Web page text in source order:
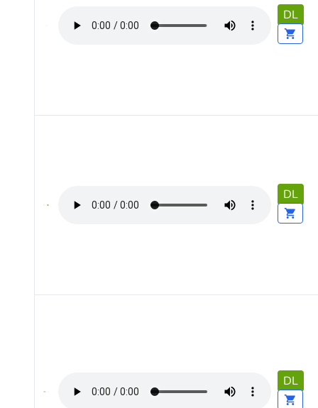
DL
DL
DL